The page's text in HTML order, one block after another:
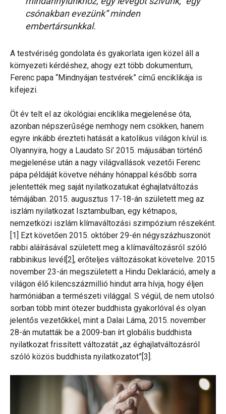
csónakban evezünk” minden
embertársunkkal.
A testvériség gondolata és gyakorlata igen közel áll a
környezeti kérdéshez, ahogy ezt több dokumentum,
Ferenc papa “Mindnyájan testvérek” című enciklikája is
kifejezi.
Öt év telt el az ökológiai enciklika megjelenése óta,
azonban népszerűsége nemhogy nem csökken, hanem
egyre inkább érezteti hatását a katolikus világon kívül is.
Olyannyira, hogy a Laudato Si’ 2015. májusában történő
megjelenése után a nagy világvallások vezetői Ferenc
pápa példáját követve néhány hónappal később sorra
jelentették meg saját nyilatkozatukat éghajlatváltozás
témájában. 2015. augusztus 17-18-án született meg az
iszlám nyilatkozat Isztambulban, egy kétnapos,
nemzetközi iszlám klímaváltozási szimpózium részeként.
[1] Ezt követően 2015. október 29-én négyszázhuszonöt
rabbi aláírásával született meg a klímaváltozásról szóló
rabbinikus levél[2], erőteljes változásokat követelve. 2015
november 23-án megszületett a Hindu Deklaráció, amely a
világon élő kilencszázmillió hindut arra hívja, hogy éljen
harmóniában a természeti világgal. S végül, de nem utolsó
sorban több mint ötezer buddhista gyakorlóval és olyan
jelentős vezetőkkel, mint a Dalai Láma, 2015. november
28-án mutatták be a 2009-ban írt globális buddhista
nyilatkozat frissített változatát „az éghajlatváltozásról
szóló közös buddhista nyilatkozatot”[3].